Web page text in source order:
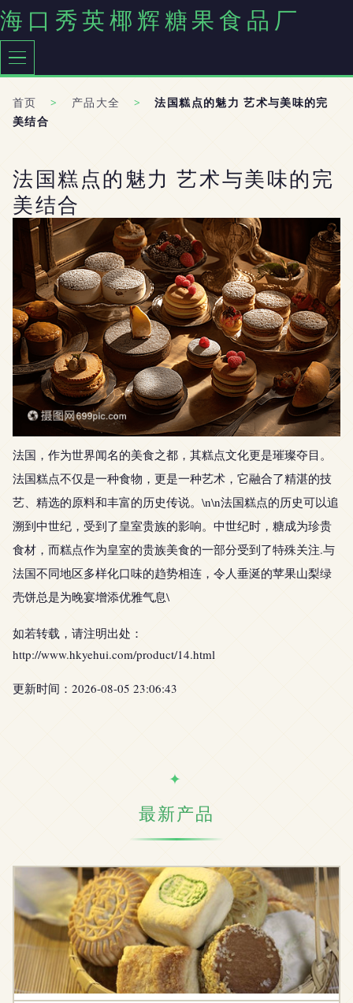
海口秀英椰辉糖果食品厂
首页 > 产品大全 >
法国糕点的魅力 艺术与美味的完
美结合
法国糕点的魅力 艺术与美味的完
美结合
法国，作为世界闻名的美食之都，其糕点文化更是璀璨夺目。
法国糕点不仅是一种食物，更是一种艺术，它融合了精湛的技
艺、精选的原料和丰富的历史传说。\n\n法国糕点的历史可以追
溯到中世纪，受到了皇室贵族的影响。中世纪时，糖成为珍贵
食材，而糕点作为皇室的贵族美食的一部分受到了特殊关注.与
法国不同地区多样化口味的趋势相连，令人垂涎的苹果山梨绿
壳饼总是为晚宴增添优雅气息\
如若转载，请注明出处：
http://www.hkyehui.com/product/14.html
更新时间：2026-08-05 23:06:43
最新产品